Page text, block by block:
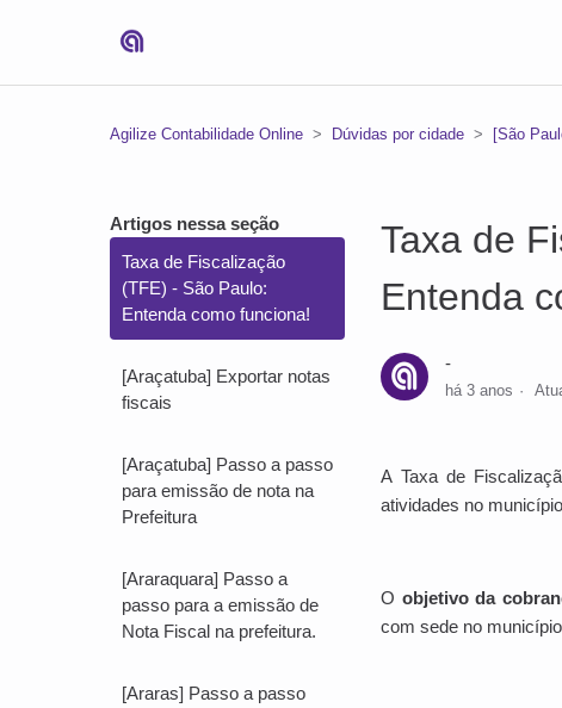
Agilize Contabilidade Online Dúvidas por cidade [São
Artigos nessa seção
Taxa de Fiscalização
(TFE) - São Paulo:
Entenda como funciona!
[Araçatuba] Exportar notas
fiscais
[Araçatuba] Passo a passo
para emissão de nota na
Prefeitura
[Araraquara] Passo a
passo para a emissão de
Nota Fiscal na prefeitura.
[Araras] Passo a passo
Taxa de
Entenda
-
há 3 anos
A Taxa de
atividades no
O objetivo da
com sede no